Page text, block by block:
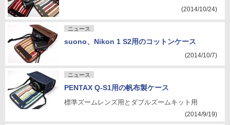
(2014/10/24)
ニュース
suono、Nikon 1 S2用のコットンケース
(2014/10/7)
ニュース
PENTAX Q-S1用の帆布製ケース
標準ズームレンズ用とダブルズームキット用
(2014/9/19)